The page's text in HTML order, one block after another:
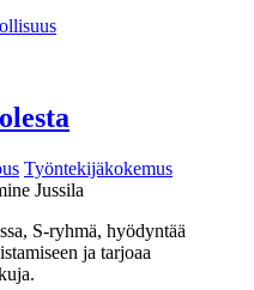
Työntekijäkokemus
Jussila
S-ryhmä, hyödyntää
ja tarjoaa